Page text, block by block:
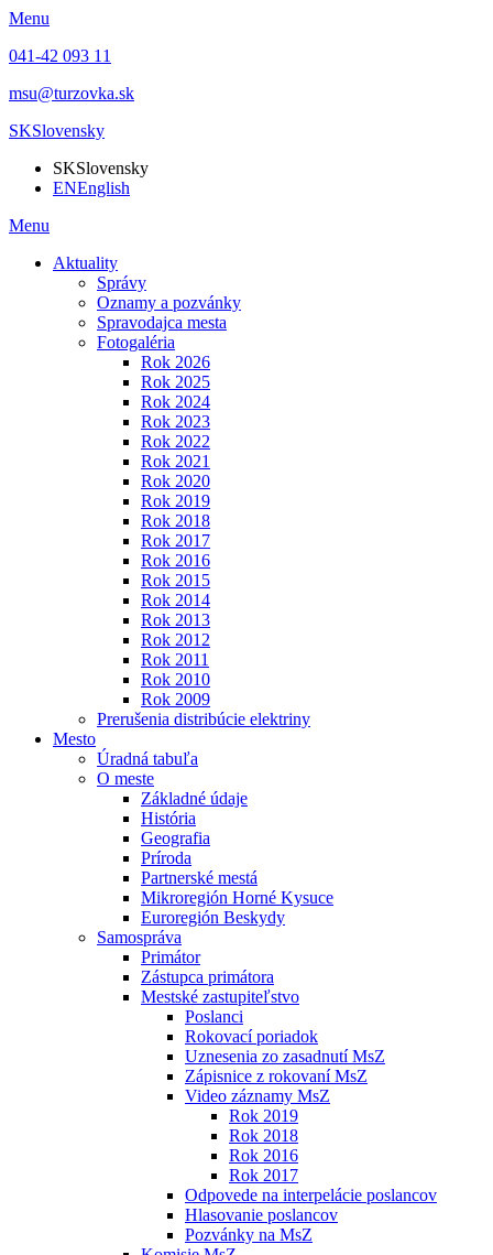
Menu
041-42 093 11
msu@turzovka.sk
SKSlovensky
SKSlovensky
ENEnglish
Menu
Aktuality
Správy
Oznamy a pozvánky
Spravodajca mesta
Fotogaléria
Rok 2026
Rok 2025
Rok 2024
Rok 2023
Rok 2022
Rok 2021
Rok 2020
Rok 2019
Rok 2018
Rok 2017
Rok 2016
Rok 2015
Rok 2014
Rok 2013
Rok 2012
Rok 2011
Rok 2010
Rok 2009
Prerušenia distribúcie elektriny
Mesto
Úradná tabuľa
O meste
Základné údaje
História
Geografia
Príroda
Partnerské mestá
Mikroregión Horné Kysuce
Euroregión Beskydy
Samospráva
Primátor
Zástupca primátora
Mestské zastupiteľstvo
Poslanci
Rokovací poriadok
Uznesenia zo zasadnutí MsZ
Zápisnice z rokovaní MsZ
Video záznamy MsZ
Rok 2019
Rok 2018
Rok 2016
Rok 2017
Odpovede na interpelácie poslancov
Hlasovanie poslancov
Pozvánky na MsZ